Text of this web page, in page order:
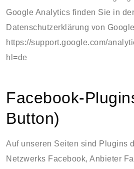
Google Analytics finden Sie in der
Datenschutzerklärung von
https://support.google.com/
hl=de
Facebook-
Button)
Auf unseren Seiten sind Plugins
Netzwerks Facebook, Anbieter